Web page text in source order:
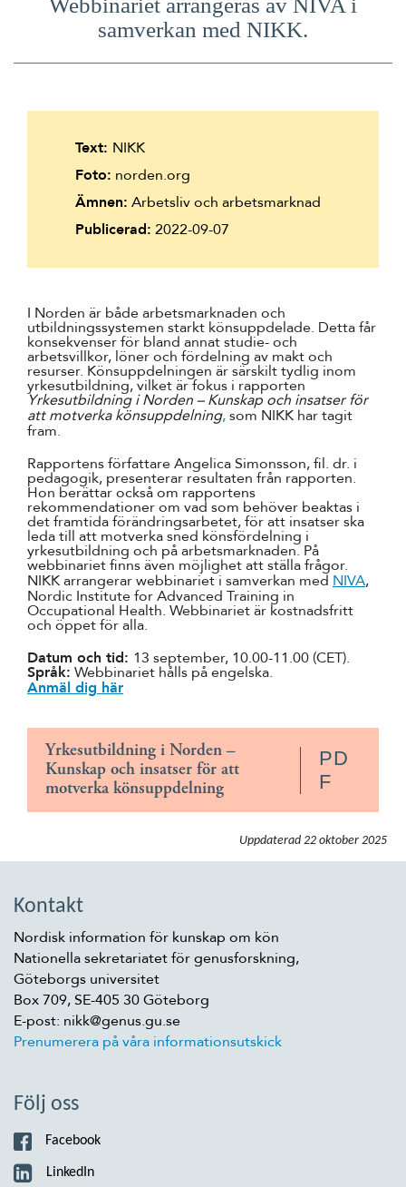
Webbinariet arrangeras av NIVA i
samverkan med NIKK.
I Norden är både arbetsmarknaden och
utbildningssystemen starkt könsuppdelade. Detta får
konsekvenser för bland annat studie- och
arbetsvillkor, löner och fördelning av makt och
resurser. Könsuppdelningen är särskilt tydlig inom
yrkesutbildning, vilket är fokus i rapporten
Yrkesutbildning i Norden – Kunskap och insatser för
att motverka könsuppdelning,som NIKK har tagit
fram.
Rapportens författare Angelica Simonsson, fil. dr. i
pedagogik, presenterar resultaten från rapporten.
Hon berättar också om rapportens
rekommendationer om vad som behöver beaktas i
det framtida förändringsarbetet, för att insatser ska
leda till att motverka sned könsfördelning i
yrkesutbildning och på arbetsmarknaden. På
webbinariet finns även möjlighet att ställa frågor.
NIKK arrangerar webbinariet i samverkan med NIVA,
Nordic Institute for Advanced Training in
Occupational Health. Webbinariet är kostnadsfritt
och öppet för alla.
Datum och tid: 13 september, 10.00-11.00 (CET).
Språk: Webbinariet hålls på engelska.
Anmäl dig här
Yrkesutbildning i Norden –
Kunskap och insatser för att
motverka könsuppdelning
PD
F
Text: NIKK
Foto: norden.org
Ämnen: Arbetsliv och arbetsmarknad
Publicerad: 2022-09-07
Uppdaterad 22 oktober 2025
Kontakt
Nordisk information för kunskap om kön
Nationella sekretariatet för genusforskning,
Göteborgs universitet
Box 709, SE-405 30 Göteborg
E-post: nikk@genus.gu.se
Prenumerera på våra informationsutskick
Följ oss
Facebook
LinkedIn